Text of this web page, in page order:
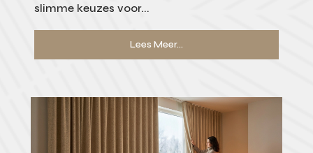
slimme keuzes voor...
Lees Meer...